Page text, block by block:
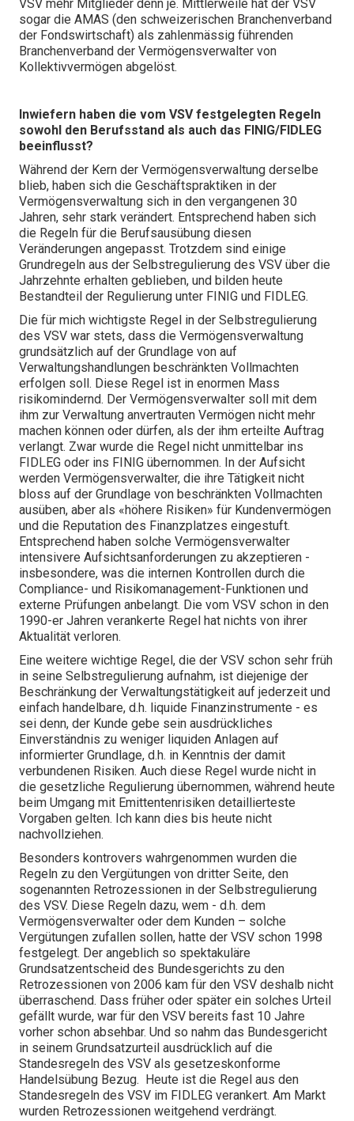
VSV mehr Mitglieder denn je. Mittlerweile hat der VSV
sogar die AMAS (den schweizerischen Branchenverband
der Fondswirtschaft) als zahlenmässig führenden
Branchenverband der Vermögensverwalter von
Kollektivvermögen abgelöst.
Inwiefern haben die vom VSV festgelegten Regeln
sowohl den Berufsstand als auch das FINIG/FIDLEG
beeinflusst?
Während der Kern der Vermögensverwaltung derselbe
blieb, haben sich die Geschäftspraktiken in der
Vermögensverwaltung sich in den vergangenen 30
Jahren, sehr stark verändert. Entsprechend haben sich
die Regeln für die Berufsausübung diesen
Veränderungen angepasst. Trotzdem sind einige
Grundregeln aus der Selbstregulierung des VSV über die
Jahrzehnte erhalten geblieben, und bilden heute
Bestandteil der Regulierung unter FINIG und FIDLEG.
Die für mich wichtigste Regel in der Selbstregulierung
des VSV war stets, dass die Vermögensverwaltung
grundsätzlich auf der Grundlage von auf
Verwaltungshandlungen beschränkten Vollmachten
erfolgen soll. Diese Regel ist in enormen Mass
risikomindernd. Der Vermögensverwalter soll mit dem
ihm zur Verwaltung anvertrauten Vermögen nicht mehr
machen können oder dürfen, als der ihm erteilte Auftrag
verlangt. Zwar wurde die Regel nicht unmittelbar ins
FIDLEG oder ins FINIG übernommen. In der Aufsicht
werden Vermögensverwalter, die ihre Tätigkeit nicht
bloss auf der Grundlage von beschränkten Vollmachten
ausüben, aber als «höhere Risiken» für Kundenvermögen
und die Reputation des Finanzplatzes eingestuft.
Entsprechend haben solche Vermögensverwalter
intensivere Aufsichtsanforderungen zu akzeptieren -
insbesondere, was die internen Kontrollen durch die
Compliance- und Risikomanagement-Funktionen und
externe Prüfungen anbelangt. Die vom VSV schon in den
1990-er Jahren verankerte Regel hat nichts von ihrer
Aktualität verloren.
Eine weitere wichtige Regel, die der VSV schon sehr früh
in seine Selbstregulierung aufnahm, ist diejenige der
Beschränkung der Verwaltungstätigkeit auf jederzeit und
einfach handelbare, d.h. liquide Finanzinstrumente - es
sei denn, der Kunde gebe sein ausdrückliches
Einverständnis zu weniger liquiden Anlagen auf
informierter Grundlage, d.h. in Kenntnis der damit
verbundenen Risiken. Auch diese Regel wurde nicht in
die gesetzliche Regulierung übernommen, während heute
beim Umgang mit Emittentenrisiken detaillierteste
Vorgaben gelten. Ich kann dies bis heute nicht
nachvollziehen.
Besonders kontrovers wahrgenommen wurden die
Regeln zu den Vergütungen von dritter Seite, den
sogenannten Retrozessionen in der Selbstregulierung
des VSV. Diese Regeln dazu, wem - d.h. dem
Vermögensverwalter oder dem Kunden – solche
Vergütungen zufallen sollen, hatte der VSV schon 1998
festgelegt. Der angeblich so spektakuläre
Grundsatzentscheid des Bundesgerichts zu den
Retrozessionen von 2006 kam für den VSV deshalb nicht
überraschend. Dass früher oder später ein solches Urteil
gefällt wurde, war für den VSV bereits fast 10 Jahre
vorher schon absehbar. Und so nahm das Bundesgericht
in seinem Grundsatzurteil ausdrücklich auf die
Standesregeln des VSV als gesetzeskonforme
Handelsübung Bezug. Heute ist die Regel aus den
Standesregeln des VSV im FIDLEG verankert. Am Markt
wurden Retrozessionen weitgehend verdrängt.